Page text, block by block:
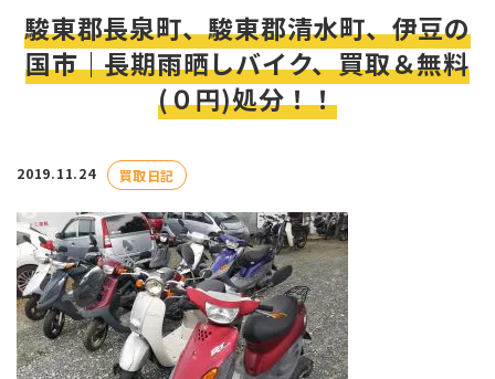
駿東郡長泉町、駿東郡清水町、伊豆の
国市｜長期雨晒しバイク、買取＆無料
(０円)処分！！
2019.11.24 買取日記